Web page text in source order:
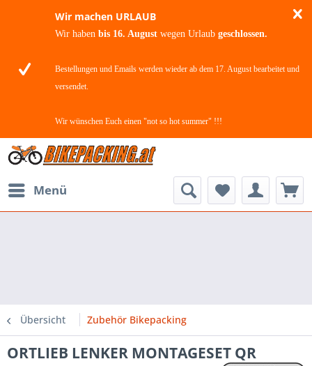
Wir machen URLAUB
Wir haben bis 16. August wegen Urlaub geschlossen.
Bestellungen und Emails werden wieder ab dem 17. August bearbeitet und
versendet.
Wir wünschen Euch einen "not so hot summer" !!!
Menü
Übersicht Zubehör Bikepacking
ORTLIEB LENKER MONTAGESET QR